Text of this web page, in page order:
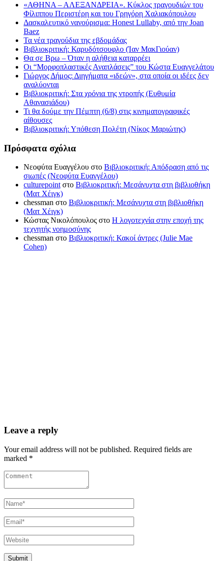
«ΑΘΗΝΑ – ΑΛΕΞΑΝΔΡΕΙΑ». Κύκλος τραγουδιών του
Φίλιππου Περιστέρη και του Γρηγόρη Χαλιακόπουλου
Δασκαλευτικό νανούρισμα: Honest Lullaby, από την Joan
Baez
Τα νέα τραγούδια της εβδομάδας
Βιβλιοκριτική: Καρυδότσουφλο (Ίαν ΜακΓιούαν)
Θα σε Βρω – Όταν η αλήθεια καταρρέει
Οι “Μορφοπλαστικές Αναπλάσεις” του Κώστα Ευαγγελάτου
Γιώργος Δήμος: Διηγήματα «ιδεών», στα οποία οι ιδέες δεν
αναλύονται
Βιβλιοκριτική: Στα χρόνια της ντροπής (Ευθυμία
Αθανασιάδου)
Τι θα δούμε την Πέμπτη (6/8) στις κινηματογραφικές
αίθουσες
Βιβλιοκριτική: Υπόθεση Πολέτη (Νίκος Μαριώτης)
Πρόσφατα σχόλια
Νεοφύτα Ευαγγέλου στο Βιβλιοκριτική: Απόδραση από τις
σιωπές (Νεοφύτα Ευαγγέλου)
culturepointστο Βιβλιοκριτική: Μεσάνυχτα στη βιβλιοθήκη
(Ματ Χέιγκ)
chessman στο Βιβλιοκριτική: Μεσάνυχτα στη βιβλιοθήκη
(Ματ Χέιγκ)
Κώστας Νικολόπουλος στο Η λογοτεχνία στην εποχή της
τεχνητής νοημοσύνης
chessman στο Βιβλιοκριτική: Κακοί άντρες (Julie Mae
Cohen)
Leave a reply
Your email address will not be published. Required fields are
marked *